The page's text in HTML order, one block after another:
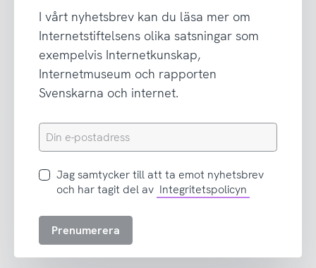
I vårt nyhetsbrev kan du läsa mer om
Internetstiftelsens olika satsningar som
exempelvis Internetkunskap,
Internetmuseum och rapporten
Svenskarna och internet.
Din
e-
Jag
samtycker
att
Jag samtycker till att ta emot nyhetsbrev
och har tagit del av Integritetspolicyn
Prenumerera